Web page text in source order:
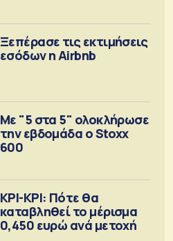
Ξεπέρασε τις εκτιμήσεις
εσόδων η Airbnb
Με "5 στα 5" ολοκλήρωσε
την εβδομάδα ο Stoxx
600
ΚΡΙ-ΚΡΙ: Πότε θα
καταβληθεί το μέρισμα
0,450 ευρώ ανά μετοχή